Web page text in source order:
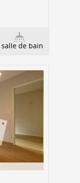
salle de bain